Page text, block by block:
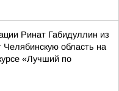
Ринат Габидуллин из
Челябинскую область на
«Лучший по